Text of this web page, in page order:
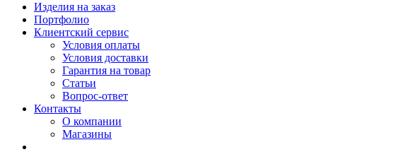
Изделия на заказ
Портфолио
Клиентский сервис
Условия оплаты
Условия доставки
Гарантия на товар
Статьи
Вопрос-ответ
Контакты
О компании
Магазины